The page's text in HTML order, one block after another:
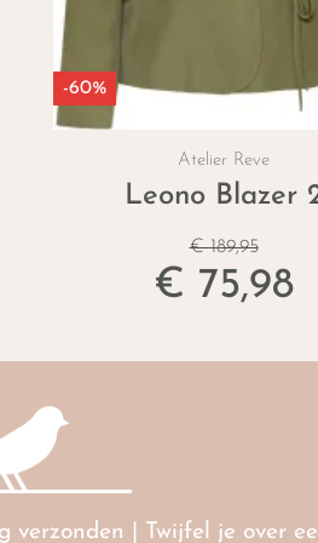
-60%
Atelier Reve
Leono Blazer
€ 189,95
€ 75,98
| Twijfel je over